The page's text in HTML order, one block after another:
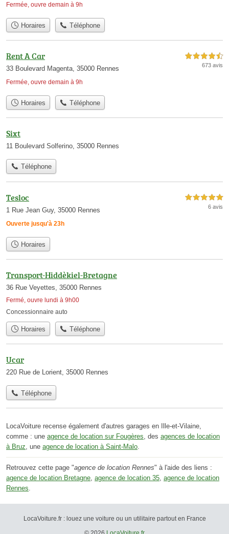
Fermée, ouvre demain à 9h
Horaires Téléphone
Rent A Car
33 Boulevard Magenta, 35000 Rennes
Fermée, ouvre demain à 9h
4,5 étoiles sur 5
673 avis
Horaires Téléphone
Sixt
11 Boulevard Solferino, 35000 Rennes
Téléphone
Tesloc
1 Rue Jean Guy, 35000 Rennes
Ouverte jusqu'à 23h
5,0 étoiles sur 5
6 avis
Horaires
Transport-Hiddèkiel-Bretagne
36 Rue Veyettes, 35000 Rennes
Fermé, ouvre lundi à 9h00
Concessionnaire auto
Horaires Téléphone
Ucar
220 Rue de Lorient, 35000 Rennes
Téléphone
LocaVoiture recense également d'autres garages en Ille-et-Vilaine,
comme : une agence de location sur Fougères , des agences de location
à Bruz , une agence de location à Saint-Malo
Retrouvez cette page "agence de location Rennes" à l'aide des liens :
agence de location Bretagne agence de location 35 agence de location
Rennes
LocaVoiture.fr : louez une voiture ou un utilitaire partout en France